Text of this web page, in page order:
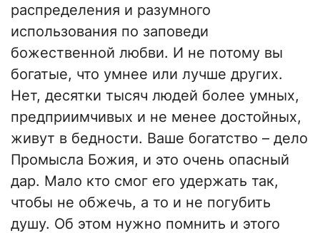
распределения и разумного
использования по заповеди
божественной любви. И не потому вы
богатые, что умнее или лучше других.
Нет, десятки тысяч людей более умных,
предприимчивых и не менее достойных,
живут в бедности. Ваше богатство – дело
Промысла Божия, и это очень опасный
дар. Мало кто смог его удержать так,
чтобы не обжечь, а то и не погубить
душу. Об этом нужно помнить и этого